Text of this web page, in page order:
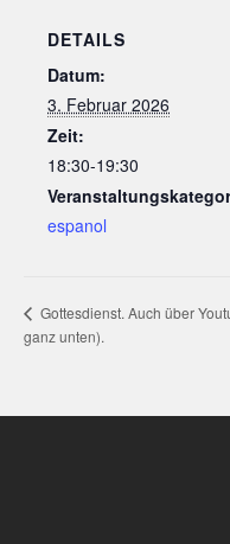
DETAILS
Datum:
3. Februar 2026
Zeit:
18:30-19:30
espanol
Gottesdienst. Auch über
ganz unten).